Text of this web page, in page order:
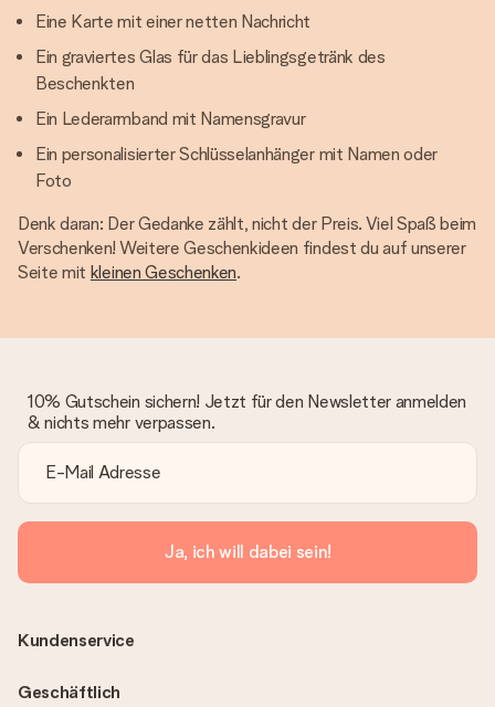
Eine Karte mit einer netten Nachricht
Ein graviertes Glas für das Lieblingsgetränk des
Beschenkten
Ein Lederarmband mit Namensgravur
Ein personalisierter Schlüsselanhänger mit Namen oder
Foto
Denk daran: Der Gedanke zählt, nicht der Preis. Viel Spaß beim
Verschenken! Weitere Geschenkideen findest du auf unserer
Seite mit kleinen Geschenken.
10% Gutschein sichern! Jetzt für den Newsletter anmelden
& nichts mehr verpassen.
Ja, ich will dabei sein!
Kundenservice
Geschäftlich